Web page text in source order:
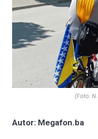
(Foto:
Autor: Megafon.ba